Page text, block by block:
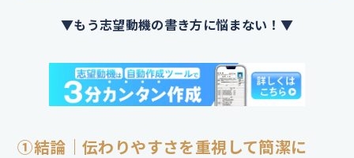
▼もう志望動機の書き方に悩まない！▼
①結論｜伝わりやすさを重視して簡潔に